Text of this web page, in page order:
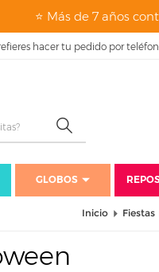
⭐ Más de 7 años
hacer tu pedido por
GLOBOS
Inicio Fiestas